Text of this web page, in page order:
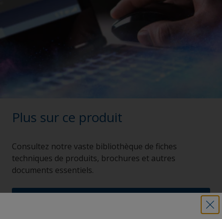
Plus sur ce produit
Consultez notre vaste bibliothèque de fiches
techniques de produits, brochures et autres
documents essentiels.